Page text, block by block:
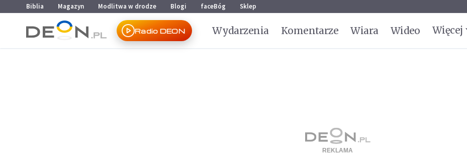
Przejdź do menu głównego
Przejdź do treści
Biblia Magazyn Modlitwa w drodze Blogi faceBóg Sklep
Radio DEON Wydarzenia Komentarze Wiara Wideo Więcej